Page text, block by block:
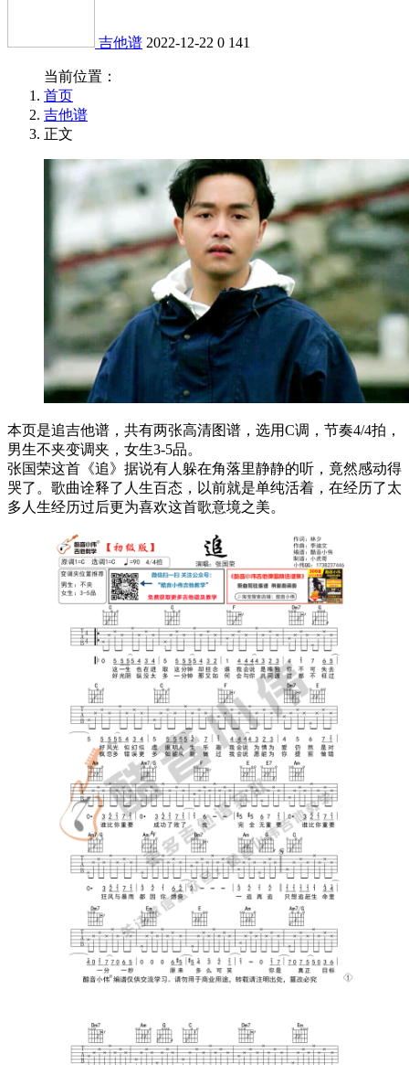
吉他谱 2022-12-22 0 141
当前位置：
首页
吉他谱
正文
本页是追吉他谱，共有两张高清图谱，选用C调，节奏4/4拍，
男生不夹变调夹，女生3-5品。
张国荣这首《追》据说有人躲在角落里静静的听，竟然感动得
哭了。歌曲诠释了人生百态，以前就是单纯活着，在经历了太
多人生经历过后更为喜欢这首歌意境之美。